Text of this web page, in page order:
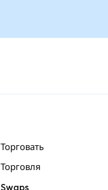
Торговать
Торговля
Swaps